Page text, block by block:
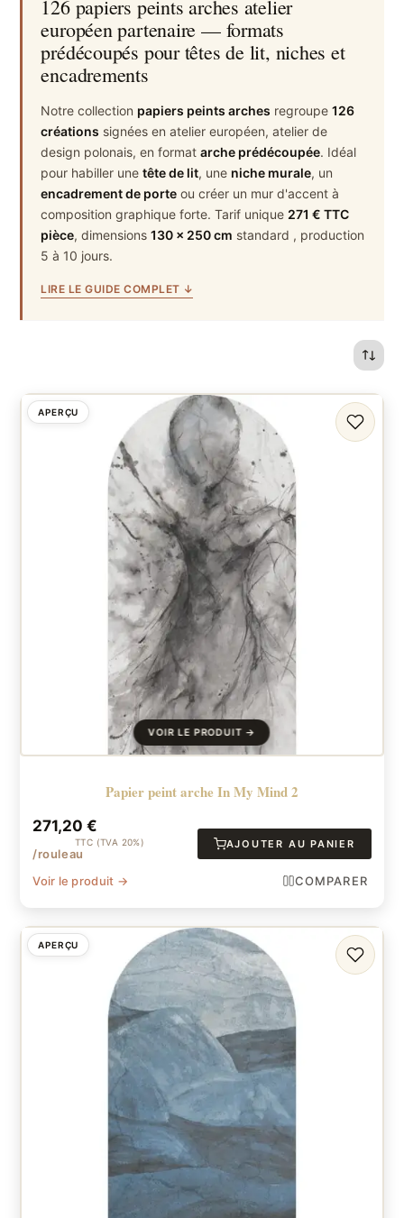
126 papiers peints arches atelier
européen partenaire — formats
prédécoupés pour têtes de lit, niches et
encadrements
Notre collection papiers peints arches regroupe126
créations signées en atelier européen, atelier de
design polonais, en formatarche prédécoupée. Idéal
pour habiller unetête de lit, une niche murale, un
encadrement de porte ou créer un mur d'accent à
composition graphique forte. Tarif unique 271 € TTC
pièce, dimensions130 × 250 cm standard , production
5 à 10 jours.
LIRE LE GUIDE COMPLET ↓
APERÇU
Papier peint arche In My Mind 2
271,20€
TTC (TVA 20%)
/rouleau
AJOUTER AU PANIER
Voir le produit → COMPARER
APERÇU